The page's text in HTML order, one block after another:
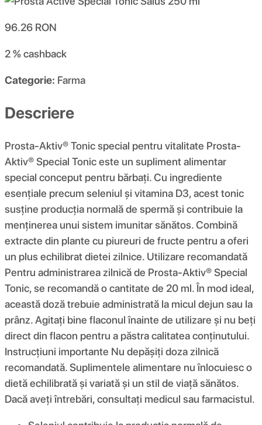
96.26 RON
2 %cashback
Categorie: Farma
Descriere
Prosta-Aktiv® Tonic special pentru vitalitate Prosta-
Aktiv® Special Tonic este un supliment alimentar
special conceput pentru bărbați. Cu ingrediente
esențiale precum seleniul și vitamina D3, acest tonic
susține producția normală de spermă și contribuie la
menținerea unui sistem imunitar sănătos. Combină
extracte din plante cu piureuri de fructe pentru a oferi
un plus echilibrat dietei zilnice. Utilizare recomandată
Pentru administrarea zilnică de Prosta-Aktiv® Special
Tonic, se recomandă o cantitate de 20 ml. În mod ideal,
această doză trebuie administrată la micul dejun sau la
prânz. Agitați bine flaconul înainte de utilizare și nu beți
direct din flacon pentru a păstra calitatea conținutului.
Instrucțiuni importante Nu depășiți doza zilnică
recomandată. Suplimentele alimentare nu înlocuiesc o
dietă echilibrată și variată și un stil de viață sănătos.
Dacă aveți întrebări, consultați medicul sau farmacistul.